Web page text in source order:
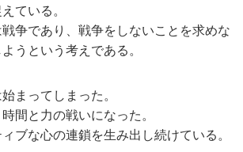
ている。
争であり、戦争をしないことを求めな
うという考えである。
まってしまった。
間と力の戦いになった。
ブな心の連鎖を生み出し続けている。